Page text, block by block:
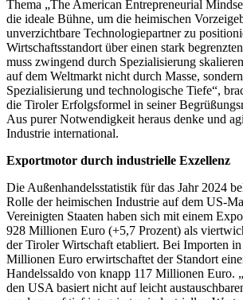
Thema „The American Entrepreneurial
die ideale Bühne, um die heimischen
unverzichtbare Technologiepartner zu
Wirtschaftsstandort über einen stark
muss zwingend durch Spezialisierung
auf dem Weltmarkt nicht durch Masse,
Spezialisierung und technologische Tiefe“,
die Tiroler Erfolgsformel in seiner
Aus purer Notwendigkeit heraus denke und
Industrie international.
Exportmotor durch industrielle Exzellenz
Die Außenhandelsstatistik für das Jahr 2024
Rolle der heimischen Industrie auf dem US-
Vereinigten Staaten haben sich mit einem
928 Millionen Euro (+5,7 Prozent) als
der Tiroler Wirtschaft etabliert. Bei Importen
Millionen Euro erwirtschaftet der Standort
Handelssaldo von knapp 117 Millionen Euro.
den USA basiert nicht auf leicht